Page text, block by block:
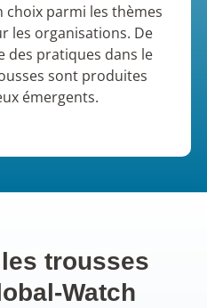
parmi les thèmes
les organisations. De
des pratiques dans le
sont produites
émergents.
trousses
Watch